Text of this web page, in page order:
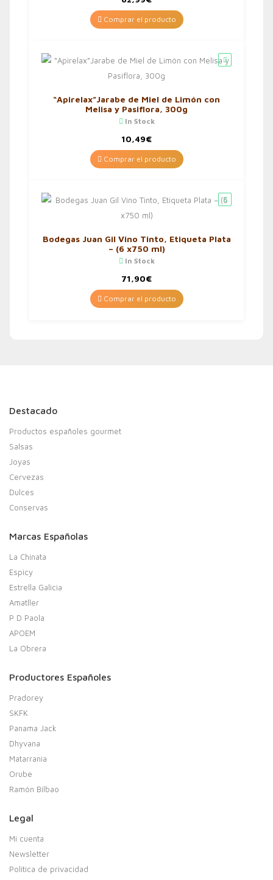
Comprar el producto
“Apirelax”Jarabe de Miel de Limón con
Melisa y Pasiflora, 300g
In Stock
10,49€
Comprar el producto
Bodegas Juan Gil Vino Tinto, Etiqueta Plata
– (6 x750 ml)
In Stock
71,90€
Comprar el producto
Destacado
Productos españoles gourmet
Salsas
Joyas
Cervezas
Dulces
Conservas
Marcas Españolas
La Chinata
Espicy
Estrella Galicia
Amatller
P D Paola
APOEM
La Obrera
Productores Españoles
Pradorey
SKFK
Panama Jack
Dhyvana
Matarrania
Orube
Ramón Bilbao
Legal
Mi cuenta
Newsletter
Política de privacidad